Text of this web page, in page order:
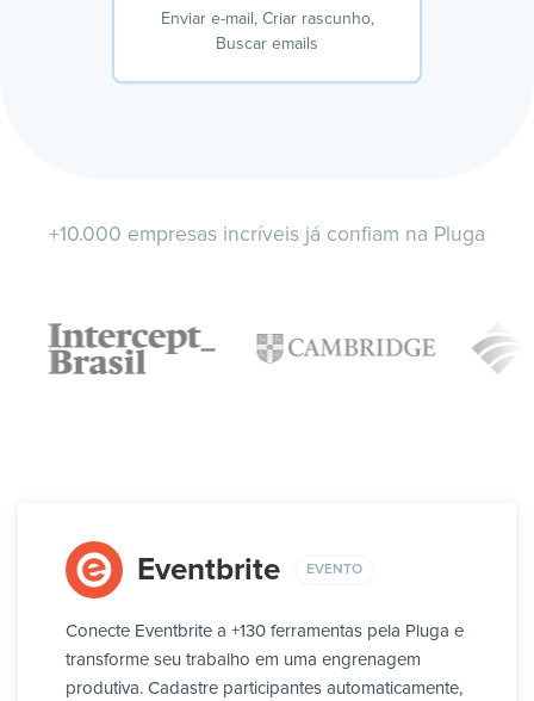
Enviar e-mail, Criar rascunho,
Buscar emails
+10.000 empresas incríveis já confiam na Pluga
Eventbrite EVENTO
Conecte Eventbrite a +130 ferramentas pela Pluga e
transforme seu trabalho em uma engrenagem
produtiva. Cadastre participantes automaticamente,